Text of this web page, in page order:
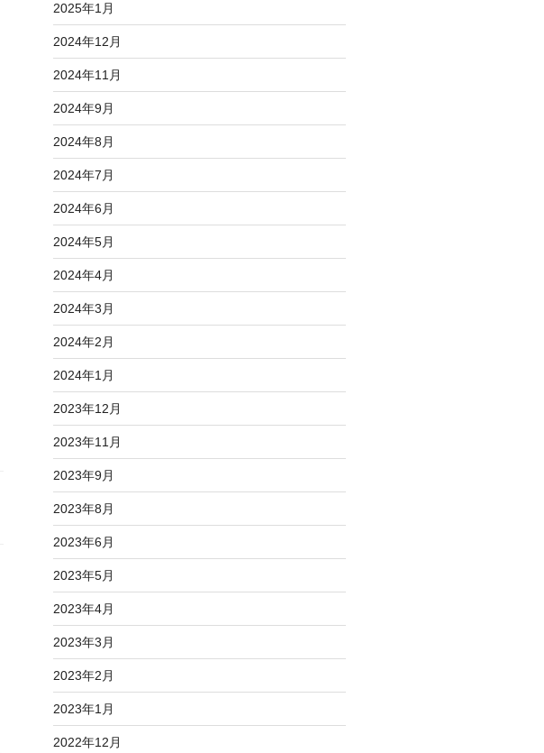
2025年1月
2024年12月
2024年11月
2024年9月
2024年8月
2024年7月
2024年6月
2024年5月
2024年4月
2024年3月
2024年2月
2024年1月
2023年12月
2023年11月
2023年9月
2023年8月
2023年6月
2023年5月
2023年4月
2023年3月
2023年2月
2023年1月
2022年12月